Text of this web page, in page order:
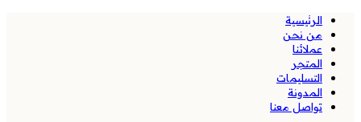
الرئيسية
من نحن
عملائنا
المتجر
التسليمات
المدونة
تواصل معنا